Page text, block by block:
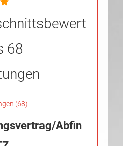
68
(68)
Abfin